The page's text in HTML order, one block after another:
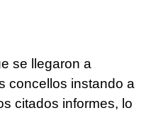
se llegaron a
concellos instando a
citados informes, lo